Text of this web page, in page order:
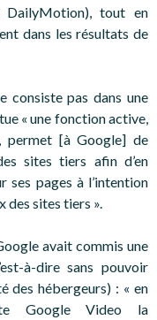
DailyMotion), tout en
dans les résultats de
consiste pas dans une
« une fonction active,
permet [à Google] de
sites tiers afin d’en
pages à l’intention
des sites tiers ».
avait commis une
à-dire sans pouvoir
des hébergeurs) : « en
Google Video la